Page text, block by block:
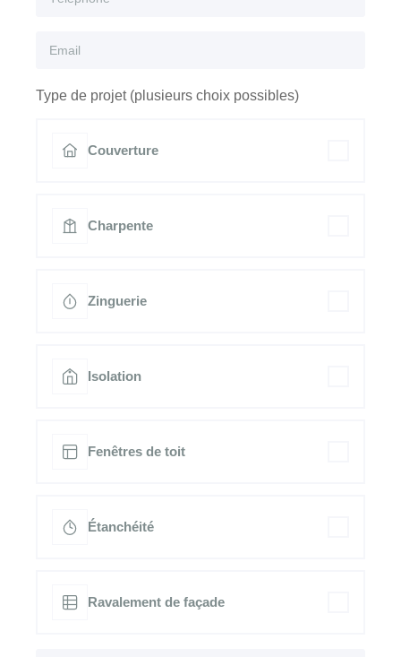
Type de projet (plusieurs choix possibles)
Couverture
Charpente
Zinguerie
Isolation
Fenêtres de toit
Étanchéité
Ravalement de façade